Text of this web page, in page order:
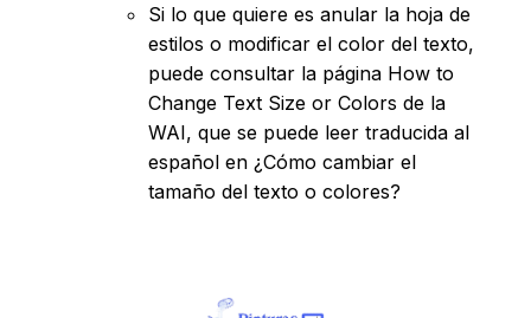
Si lo que quiere es anular la hoja de
estilos o modificar el color del texto,
puede consultar la página How to
Change Text Size or Colors de la
WAI, que se puede leer traducida al
español en ¿Cómo cambiar el
tamaño del texto o colores?